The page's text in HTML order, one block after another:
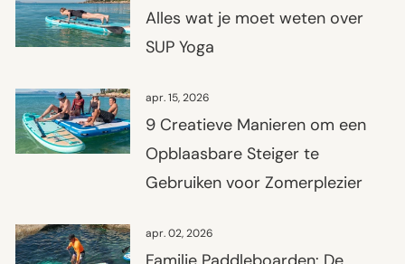
Alles wat je moet weten over
SUP Yoga
apr. 15, 2026
9 Creatieve Manieren om een
Opblaasbare Steiger te
Gebruiken voor Zomerplezier
apr. 02, 2026